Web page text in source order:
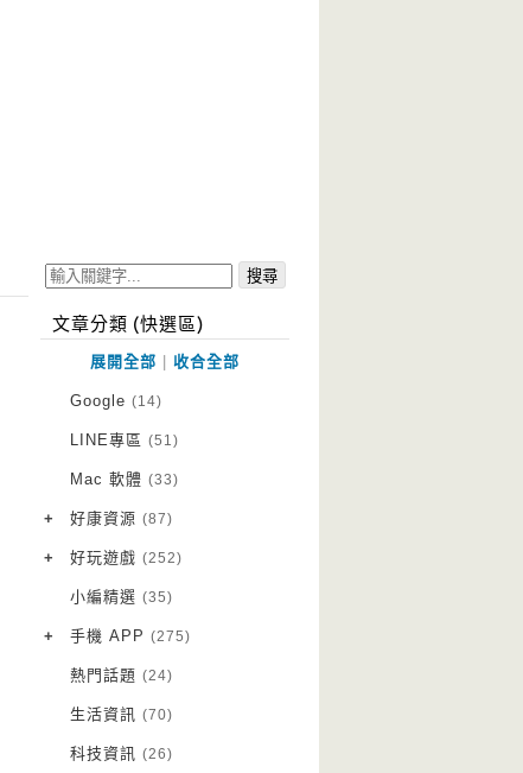
文章分類 (快選區)
展開全部 收合全部
Google (14)
LINE專區 (51)
Mac 軟體 (33)
+ 好康資源 (87)
VPN 翻牆
免費資源
字體下載
網站推薦
+ 好玩遊戲 (252)
Android 遊戲
iOS 遊戲
網頁遊戲
電腦遊戲
小編精選 (35)
+ 手機 APP (275)
Android 軟體
iOS 軟體
Root 相關
熱門話題 (24)
生活資訊 (70)
科技資訊 (26)